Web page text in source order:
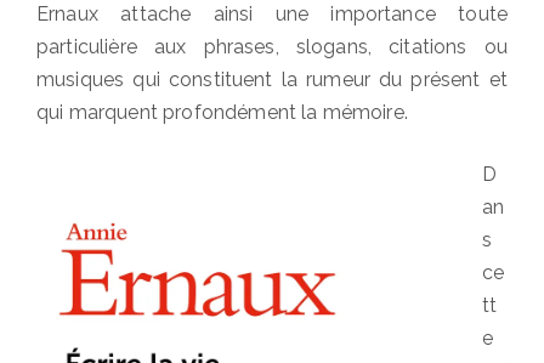
Ernaux attache ainsi une importance toute
particulière aux phrases, slogans, citations ou
musiques qui constituent la rumeur du présent et
qui marquent profondément la mémoire.
D
an
s
ce
tt
e